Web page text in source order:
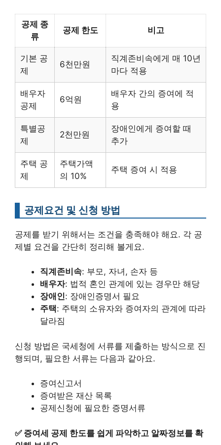
공제 종
류
공제 한도 비고
기본 공
제
6천만원
직계존비속에게 매 10년
마다 적용
배우자
공제
6억원
배우자 간의 증여에 적
용
특별공
제
2천만원
장애인에게 증여할 때
추가
주택 공
제
주택가액
의 10%
주택 증여 시 적용
공제요건 및 신청 방법
공제를 받기 위해서는 조건을 충족해야 해요. 각 공
제별 요건을 간단히 정리해 볼게요.
직계존비속: 부모, 자녀, 손자 등
배우자: 법적 혼인 관계에 있는 경우만 해당
장애인: 장애인증명서 필요
주택: 주택의 소유자와 증여자의 관계에 따라
달라짐
신청 방법은 국세청에 서류를 제출하는 방식으로 진
행되며, 필요한 서류는 다음과 같아요.
증여신고서
증여받은 재산 목록
공제신청에 필요한 증명서류
✅ 증여세 공제 한도를 쉽게 파악하고 알짜정보를 확